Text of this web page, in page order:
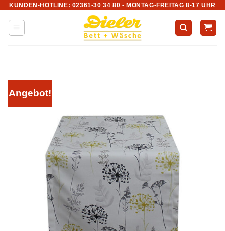
Zum
Inhalt
springen
KUNDEN-HOTLINE: 02361-30 34 80 • MONTAG-FREITAG 8-17 UHR
Angebot!